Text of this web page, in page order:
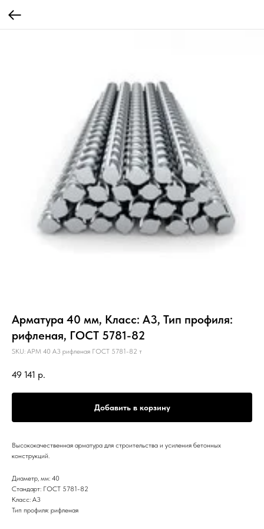
Арматура 40 мм, Класс: А3, Тип профиля:
рифленая, ГОСТ 5781-82
SKU: АРМ 40 А3 рифленая ГОСТ 5781-82 т
49 141 р.
Добавить в корзину
Высококачественная арматура для строительства и усиления бетонных
конструкций.
Диаметр, мм: 40
Стандарт: ГОСТ 5781-82
Класс: А3
Тип профиля: рифленая